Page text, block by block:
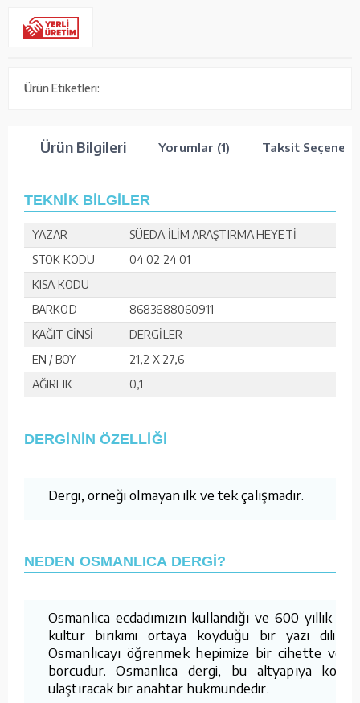
Ürün Etiketleri:
Ürün Bilgileri Yorumlar (1) Taksit
TEKNİK BİLGİLER
YAZAR
SÜEDA İLİM ARAŞTIRMA HEYETİ
STOK KODU
04 02 24 01
KISA KODU
BARKOD
8683688060911
KAĞIT CİNSİ
DERGİLER
EN / BOY
21,2 X 27,6
AĞIRLIK
0,1
DERGİNİN ÖZELLİĞİ
Dergi, örneği olmayan ilk ve tek çalışmadır.
NEDEN OSMANLICA DERGİ?
Osmanlıca ecdadımızın kullandığı ve 600 yıllık bir
kültür birikimi ortaya koyduğu bir yazı dilidir.
Osmanlıcayı öğrenmek hepimize bir cihette vefa
borcudur. Osmanlıca dergi, bu altyapıya kolay
ulaştıracak bir anahtar hükmündedir.